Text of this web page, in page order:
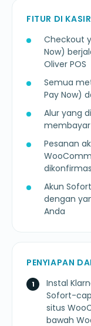
FITUR DI KASIR
Checkout
Now)
Oliver POS
Semua
Pay Now)
Alur yang
Pesanan
Akun
dengan
Anda
PENYIAPAN
Instal
Sofort-
situs
bawah